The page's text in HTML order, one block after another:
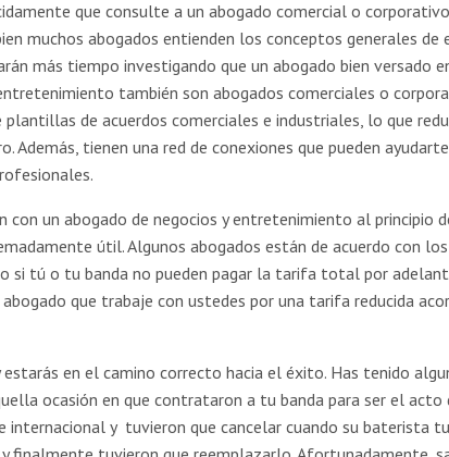
que consulte a un abogado comercial o
muchos abogados entienden los conceptos generales de
más tiempo investigando que un abogado bien versado
también son abogados comerciales o
de acuerdos comerciales e industriales, lo que
Además, tienen una red de conexiones que pueden
con un abogado de negocios y entretenimiento al principio
útil. Algunos abogados están de acuerdo con
si tú o tu banda no pueden pagar la tarifa total por
que trabaje con ustedes por una tarifa reducida
en el camino correcto hacia el éxito. Has tenido
ocasión en que contrataron a tu banda para ser el acto
internacional y tuvieron que cancelar cuando su baterista